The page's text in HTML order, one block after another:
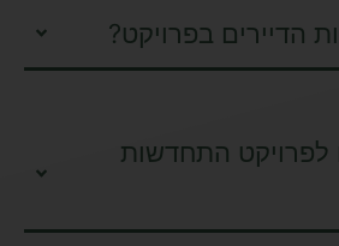
הדיירים בפרויקט?
לפרויקט התחדשות